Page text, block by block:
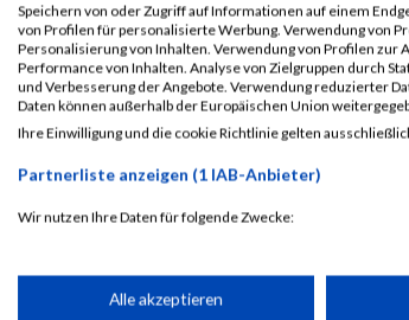
25. Mai 2023
M-net Firmenlauf Augsburg
Ergebnisse
25. April
14. April 2020
Organspendelauf München
21.
Organspendelauf München
RELEVANTE ARTIKEL
Speichern von oder Zugriff auf Informationen auf einem
von Profilen für personalisierte Werbung. Verwendung von
Personalisierung von Inhalten. Verwendung von Profilen
Performance von Inhalten. Analyse von Zielgruppen durch
und Verbesserung der Angebote. Verwendung reduzierter
Daten können außerhalb der Europäischen Union
Ihre Einwilligung und die cookie Richtlinie gelten
Partnerliste anzeigen (1 IAB-Anbieter)
Wir nutzen Ihre Daten für folgende Zwecke:
Speichern von oder Zugriff auf Informationen
Alle akzeptieren